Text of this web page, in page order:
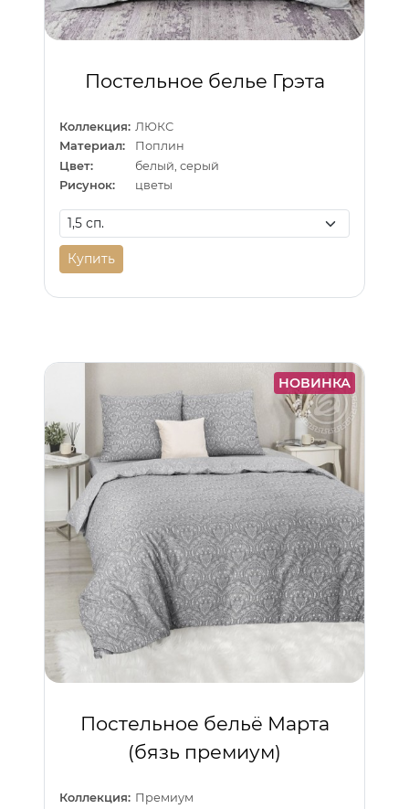
Постельное белье Грэта
Коллекция: ЛЮКС
Материал:
Поплин
Цвет:
белый, серый
Рисунок:
цветы
Купить
НОВИНКА
Постельное бельё Марта
(бязь премиум)
Коллекция: Премиум